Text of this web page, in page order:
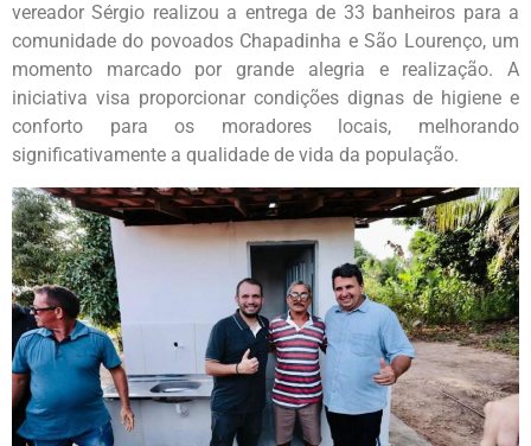
vereador Sérgio realizou a entrega de 33 banheiros para a
comunidade do povoados Chapadinha e São Lourenço, um
momento marcado por grande alegria e realização. A
iniciativa visa proporcionar condições dignas de higiene e
conforto para os moradores locais, melhorando
significativamente a qualidade de vida da população.